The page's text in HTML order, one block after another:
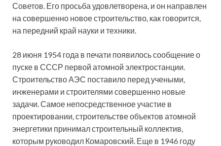
Советов. Его просьба удовлетворена, и он направлен
на совершенно новое строительство, как говорится,
на передний край науки и техники.
28 июня 1954 года в печати появилось сообщение о
пуске в СССР первой атомной электростанции.
Строительство АЭС поставило перед учеными,
инженерами и строителями совершенно новые
задачи. Самое непосредственное участие в
проектировании, строительстве объектов атомной
энергетики принимал строительный коллектив,
которым руководил Комаровский. Еще в 1946 году